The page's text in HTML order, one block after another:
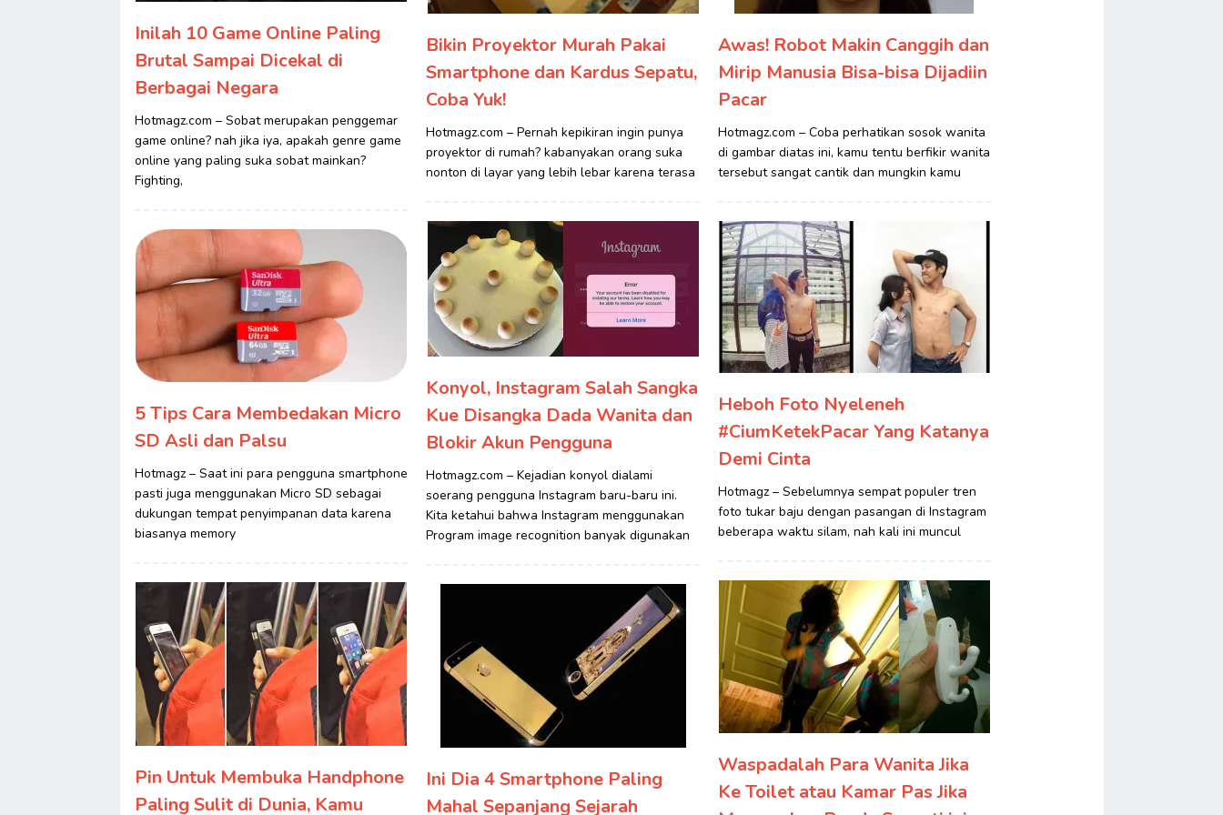
Inilah 10 Game Online Paling
Brutal Sampai Dicekal di
Berbagai Negara
Hotmagz.com – Sobat merupakan penggemar
game online? nah jika iya, apakah genre game
online yang paling suka sobat mainkan?
Fighting,
Bikin Proyektor Murah Pakai
Smartphone dan Kardus Sepatu,
Coba Yuk!
Hotmagz.com – Pernah kepikiran ingin punya
proyektor di rumah? kabanyakan orang suka
nonton di layar yang lebih lebar karena terasa
Awas! Robot Makin Canggih dan
Mirip Manusia Bisa-bisa Dijadiin
Pacar
Hotmagz.com – Coba perhatikan sosok wanita
di gambar diatas ini, kamu tentu berfikir wanita
tersebut sangat cantik dan mungkin kamu
Konyol, Instagram Salah Sangka
Kue Disangka Dada Wanita dan
Blokir Akun Pengguna
Hotmagz.com – Kejadian konyol dialami
soerang pengguna Instagram baru-baru ini.
Kita ketahui bahwa Instagram menggunakan
Program image recognition banyak digunakan
Heboh Foto Nyeleneh
#CiumKetekPacar Yang Katanya
Demi Cinta
Hotmagz – Sebelumnya sempat populer tren
foto tukar baju dengan pasangan di Instagram
beberapa waktu silam, nah kali ini muncul
5 Tips Cara Membedakan Micro
SD Asli dan Palsu
Hotmagz – Saat ini para pengguna smartphone
pasti juga menggunakan Micro SD sebagai
dukungan tempat penyimpanan data karena
biasanya memory
Waspadalah Para Wanita Jika
Ke Toilet atau Kamar Pas Jika
Pin Untuk Membuka Handphone
Paling Sulit di Dunia, Kamu
Ini Dia 4 Smartphone Paling
Mahal Sepanjang Sejarah